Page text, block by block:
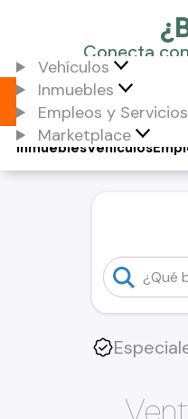
Vehículos
Inmuebles
Empleos y
Marketplace
Vehículos
Inmuebles